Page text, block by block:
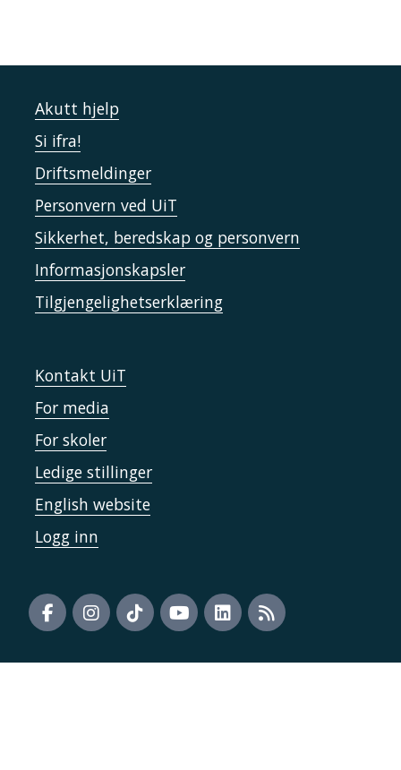
Akutt hjelp
Si ifra!
Driftsmeldinger
Personvern ved UiT
Sikkerhet, beredskap og personvern
Informasjonskapsler
Tilgjengelighetserklæring
Kontakt UiT
For media
For skoler
Ledige stillinger
English website
Logg inn